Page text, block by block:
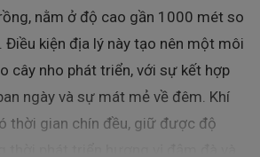
nằm ở độ cao gần 1000 mét so
kiện địa lý này tạo nên một môi
cây nho phát triển, với sự kết hợp
ngày và sự mát mẻ về đêm. Khí
thời gian chín đều, giữ được độ